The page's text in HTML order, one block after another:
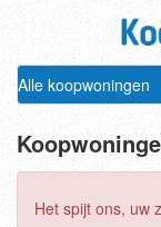
Alle koopwoningen
Het spijt ons, uw